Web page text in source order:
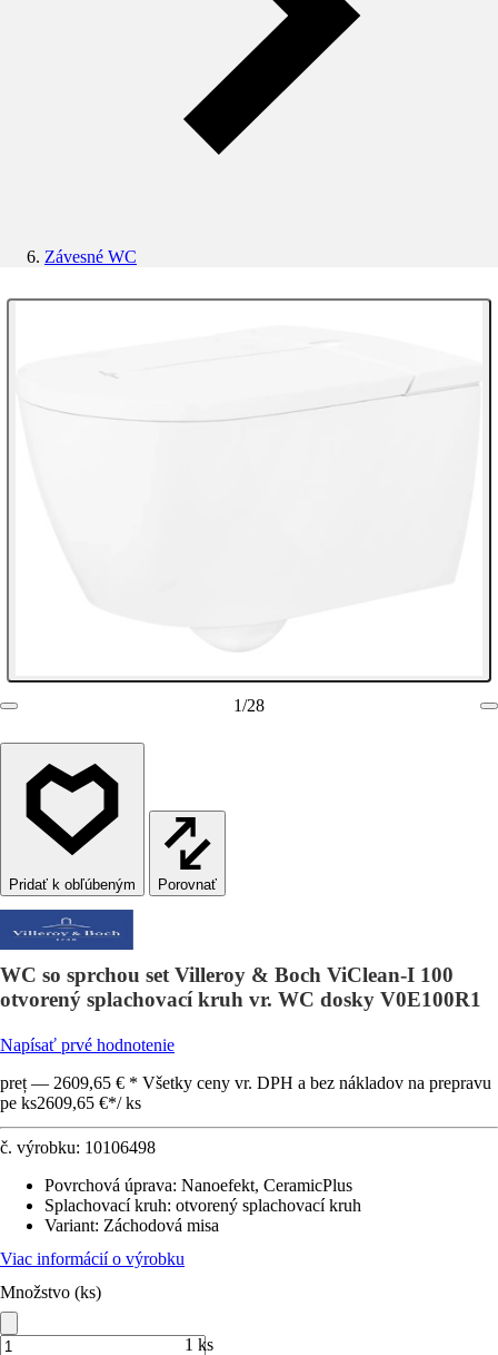
Závesné WC
1/28
Porovnať
WC so sprchou set Villeroy & Boch ViClean-I 100
otvorený splachovací kruh vr. WC dosky V0E100R1
Napísať prvé hodnotenie
preț — 2609,65 € * Všetky ceny vr. DPH a bez nákladov na prepravu
pe ks2609,65 €*/ ks
č. výrobku: 10106498
Povrchová úprava: Nanoefekt, CeramicPlus
Splachovací kruh: otvorený splachovací kruh
Variant: Záchodová misa
Viac informácií o výrobku
Množstvo (ks)
1 ks